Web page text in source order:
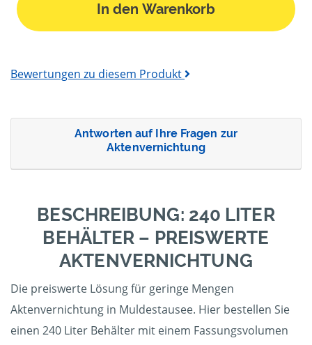
In den Warenkorb
Bewertungen zu diesem Produkt
Antworten auf Ihre Fragen zur
Aktenvernichtung
BESCHREIBUNG: 240 LITER
BEHÄLTER – PREISWERTE
AKTENVERNICHTUNG
Die preiswerte Lösung für geringe Mengen
Aktenvernichtung in Muldestausee. Hier bestellen Sie
einen 240 Liter Behälter mit einem Fassungsvolumen